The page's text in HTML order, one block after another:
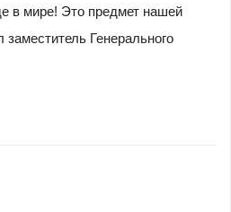
в мире! Это предмет нашей
Генерального